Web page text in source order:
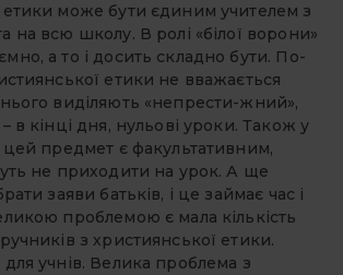
етики може бути єдиним учителем з
на всю школу. В ролі «білої ворони»
а то і досить складно бути. По-
етики не вважається
виділяють «непрести-жний»,
в кінці дня, нульові уроки. Також у
цей предмет є факультативним,
не приходити на урок. А ще
заяви батьків, і це займає час і
проблемою є мала кількість
з християнської етики.
учнів. Велика проблема з